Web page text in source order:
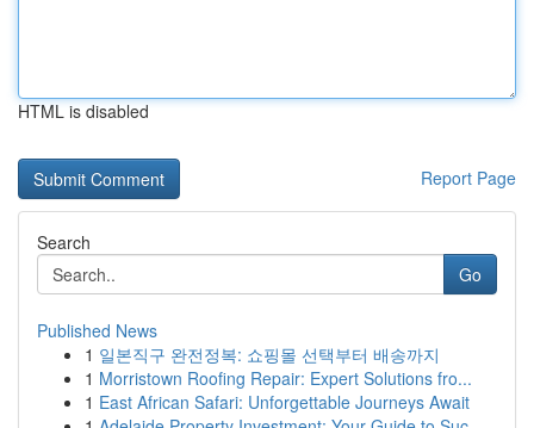
HTML is disabled
Report Page
Search
Go
Published News
1 일본직구 완전정복: 쇼핑몰 선택부터 배송까지
1 Morristown Roofing Repair: Expert Solutions fro...
1 East African Safari: Unforgettable Journeys Await